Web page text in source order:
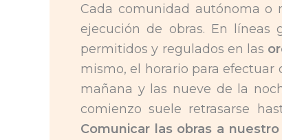
Cada comunidad autónoma o
ejecución de obras. En líneas
permitidos y regulados en las
mismo, el horario para efectuar
mañana y las nueve de la
comienzo suele retrasarse
Comunicar las obras a